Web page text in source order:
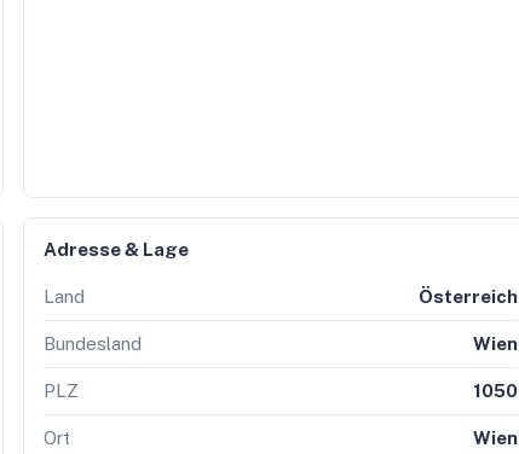
Adresse & Lage
Land Österreich
Bundesland Wien
PLZ 1050
Ort Wien